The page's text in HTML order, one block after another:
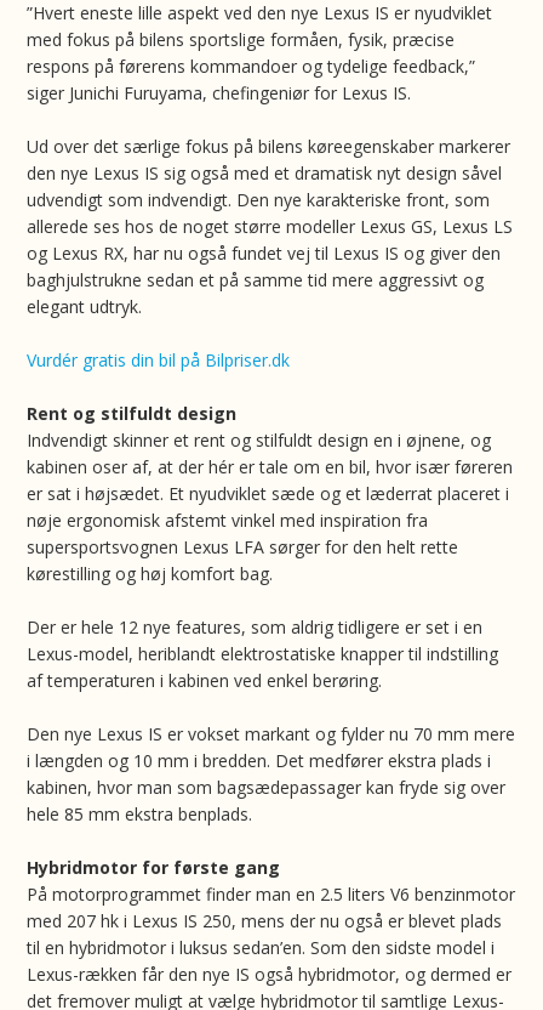
”Hvert eneste lille aspekt ved den nye Lexus IS er nyudviklet
med fokus på bilens sportslige formåen, fysik, præcise
respons på førerens kommandoer og tydelige feedback,”
siger Junichi Furuyama, chefingeniør for Lexus IS.
Ud over det særlige fokus på bilens køreegenskaber markerer
den nye Lexus IS sig også med et dramatisk nyt design såvel
udvendigt som indvendigt. Den nye karakteriske front, som
allerede ses hos de noget større modeller Lexus GS, Lexus LS
og Lexus RX, har nu også fundet vej til Lexus IS og giver den
baghjulstrukne sedan et på samme tid mere aggressivt og
elegant udtryk.
Vurdér gratis din bil på Bilpriser.dk
Rent og stilfuldt design
Indvendigt skinner et rent og stilfuldt design en i øjnene, og
kabinen oser af, at der hér er tale om en bil, hvor især føreren
er sat i højsædet. Et nyudviklet sæde og et læderrat placeret i
nøje ergonomisk afstemt vinkel med inspiration fra
supersportsvognen Lexus LFA sørger for den helt rette
kørestilling og høj komfort bag.
Der er hele 12 nye features, som aldrig tidligere er set i en
Lexus-model, heriblandt elektrostatiske knapper til indstilling
af temperaturen i kabinen ved enkel berøring.
Den nye Lexus IS er vokset markant og fylder nu 70 mm mere
i længden og 10 mm i bredden. Det medfører ekstra plads i
kabinen, hvor man som bagsædepassager kan fryde sig over
hele 85 mm ekstra benplads.
Hybridmotor for første gang
På motorprogrammet finder man en 2.5 liters V6 benzinmotor
med 207 hk i Lexus IS 250, mens der nu også er blevet plads
til en hybridmotor i luksus sedan’en. Som den sidste model i
Lexus-rækken får den nye IS også hybridmotor, og dermed er
det fremover muligt at vælge hybridmotor til samtlige Lexus-